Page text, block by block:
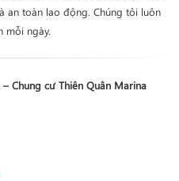
an toàn lao động. Chúng tôi luôn
mỗi ngày.
Chung cư Thiên Quân Marina